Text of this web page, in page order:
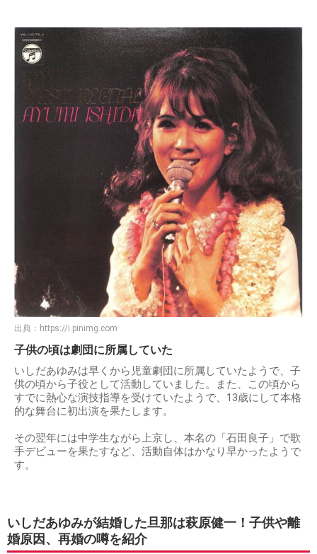
出典： https://i.pinimg.com
子供の頃は劇団に所属していた
いしだあゆみは早くから児童劇団に所属していたようで、子
供の頃から子役として活動していました。また、この頃から
すでに熱心な演技指導を受けていたようで、13歳にして本格
的な舞台に初出演を果たします。
その翌年には中学生ながら上京し、本名の「石田良子」で歌
手デビューを果たすなど、活動自体はかなり早かったようで
す。
いしだあゆみが結婚した旦那は萩原健一！子供や離
婚原因、再婚の噂を紹介